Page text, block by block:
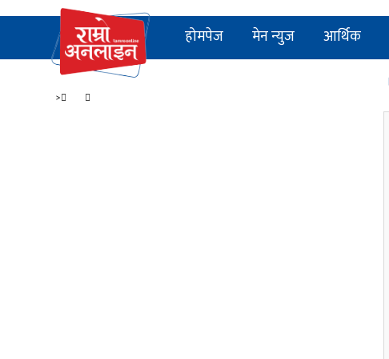
होमपेज मेन न्युज आर्थिक
>